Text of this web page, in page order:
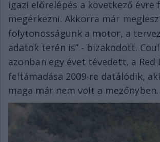
igazi előrelépés a következő évre
megérkezni. Akkorra már
folytonosságunk a motor, a
adatok terén is” - bizakodott.
azonban egy évet tévedett, a Red
feltámadása 2009-re datálódik,
maga már nem volt a mezőnyben.